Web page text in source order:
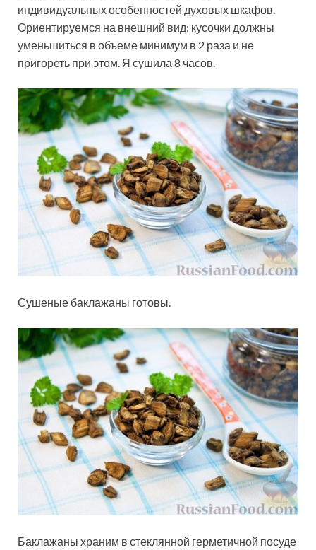
индивидуальных особенностей духовых шкафов.
Ориентируемся на внешний вид: кусочки должны
уменьшиться в объеме минимум в 2 раза и не
пригореть при этом. Я сушила 8 часов.
Сушеные баклажаны готовы.
Баклажаны храним в стеклянной герметичной посуде